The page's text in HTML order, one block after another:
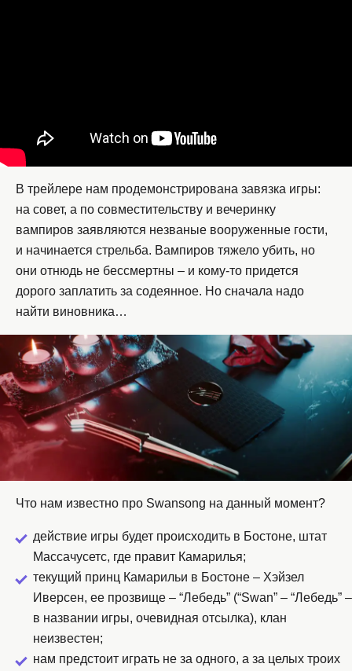
В трейлере нам продемонстрирована завязка игры:
на совет, а по совместительству и вечеринку
вампиров заявляются незваные вооруженные гости,
и начинается стрельба. Вампиров тяжело убить, но
они отнюдь не бессмертны – и кому-то придется
дорого заплатить за содеянное. Но сначала надо
найти виновника…
Что нам известно про Swansong на данный момент?
действие игры будет происходить в Бостоне, штат
Массачусетс, где правит Камарилья;
текущий принц Камарильи в Бостоне – Хэйзел
Иверсен, ее прозвище – “Лебедь” (“Swan” – “Лебедь” –
в названии игры, очевидная отсылка), клан
неизвестен;
нам предстоит играть не за одного, а за целых троих